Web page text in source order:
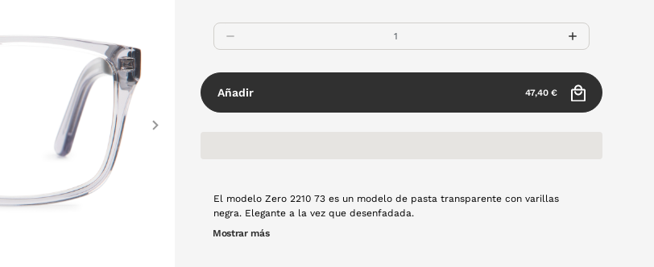
Añadir 47,40 €
El modelo Zero 2210 73 es un modelo de pasta transparente con varillas
negra. Elegante a la vez que desenfadada.
Mostrar más